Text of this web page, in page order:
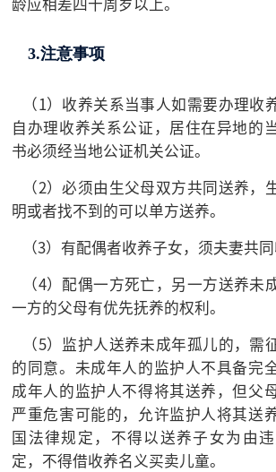
3.注意事项
（1）收养关系当事人如需要办理收
自办理收养关系公证，居住在异地的
书必须经当地公证机关公证。
（2）必须由生父母双方共同送养，
明或者找不到的可以单方送养。
（3）有配偶者收养子女，须夫妻共同
（4）配偶一方死亡，另一方送养未
一方的父母有优先抚养的权利。
（5）监护人送养未成年孤儿的，需
的同意。未成年人的监护人不具备完
成年人的监护人不得将其送养，但父
严重危害可能的，允许监护人将其送
国法律规定，不得以送养子女为由
定，不得借收养名义买卖儿童。